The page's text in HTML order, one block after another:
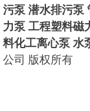
污泵 潜水排污泵
力泵 工程塑料磁
料化工离心泵 水
公司 版权所有